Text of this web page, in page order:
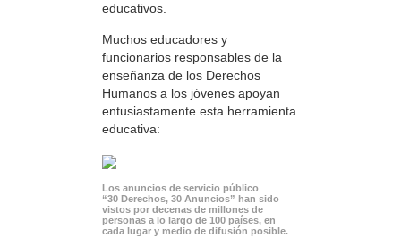
educativos.
Muchos educadores y
funcionarios responsables de la
enseñanza de los Derechos
Humanos a los jóvenes apoyan
entusiastamente esta herramienta
educativa:
Los anuncios de servicio público
“30 Derechos, 30 Anuncios” han sido
vistos por decenas de millones de
personas a lo largo de 100 países, en
cada lugar y medio de difusión posible.